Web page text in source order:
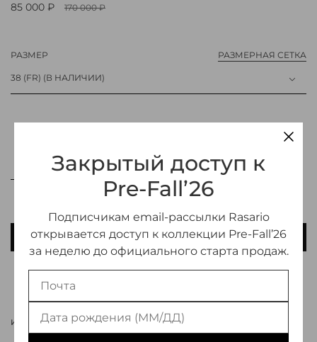
85 000 ₽ 170 000 ₽
РАЗМЕР РАЗМЕРНАЯ СЕТКА
38 (FR) (В НАЛИЧИИ)
В КОРЗИНУ
ИНФОРМАЦИЯ О ТОВАРЕ
Закрытый доступ к
Pre-Fall’26
Подписчикам email-рассылки Rasario
открывается доступ к коллекции Pre-Fall’26
за неделю до официального старта продаж.